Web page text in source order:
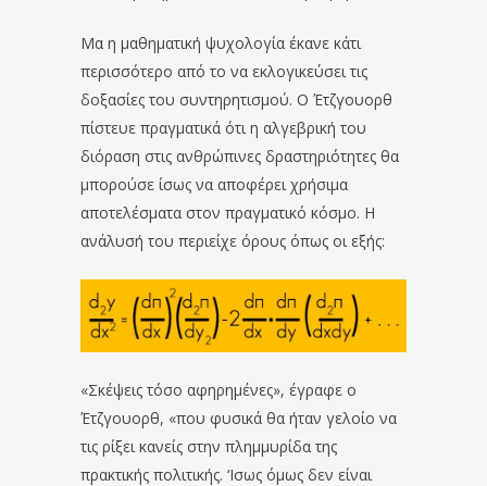
Μα η μαθηματική ψυχολογία έκανε κάτι
περισσότερο από το να εκλογικεύσει τις
δοξασίες του συντηρητισμού. Ο Έτζγουορθ
πίστευε πραγματικά ότι η αλγεβρική του
διόραση στις ανθρώπινες δραστηριότητες θα
μπορούσε ίσως να αποφέρει χρήσιμα
αποτελέσματα στον πραγματικό κόσμο. Η
ανάλυσή του περιείχε όρους όπως οι εξής:
«Σκέψεις τόσο αφηρημένες», έγραφε ο
Έτζγουορθ, «που φυσικά θα ήταν γελοίο να
τις ρίξει κανείς στην πλημμυρίδα της
πρακτικής πολιτικής. ‘Ισως όμως δεν είναι